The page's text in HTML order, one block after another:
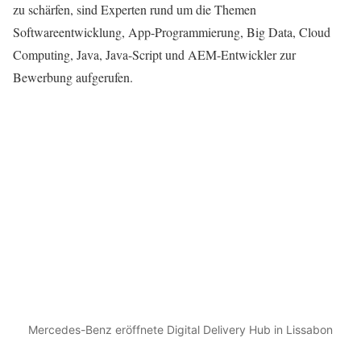
zu schärfen, sind Experten rund um die Themen
Softwareentwicklung, App-Programmierung, Big Data, Cloud
Computing, Java, Java-Script und AEM-Entwickler zur
Bewerbung aufgerufen.
Mercedes-Benz eröffnete Digital Delivery Hub in Lissabon